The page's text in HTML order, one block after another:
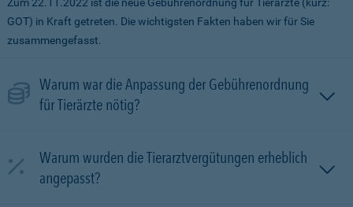
GOT) in Kraft getreten. Die wichtigsten Fakten haben wir für Sie
zusammengefasst.
Warum war die Anpassung der Gebührenordnung
für Tierärzte nötig?
Warum wurden die Tierarztvergütungen erheblich
angepasst?